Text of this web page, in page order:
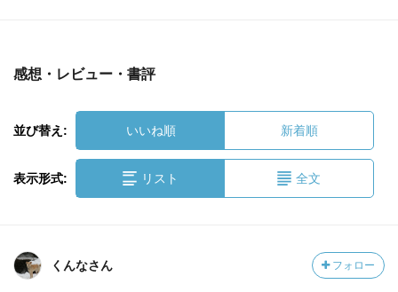
感想・レビュー・書評
並び替え: いいね順 新着順
表示形式: リスト 全文
くんなさん フォロー